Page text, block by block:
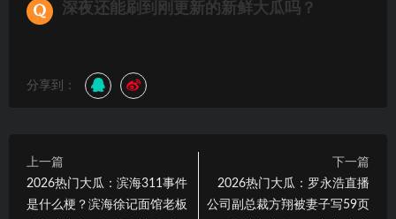
深夜还能刷到刚更新的新鲜大瓜吗？
分享到：
上一篇
2026热门大瓜：滨海311事件
是什么梗？滨海徐记面馆老板
下一篇
2026热门大瓜：罗永浩直播
公司副总裁方翔被妻子写59页